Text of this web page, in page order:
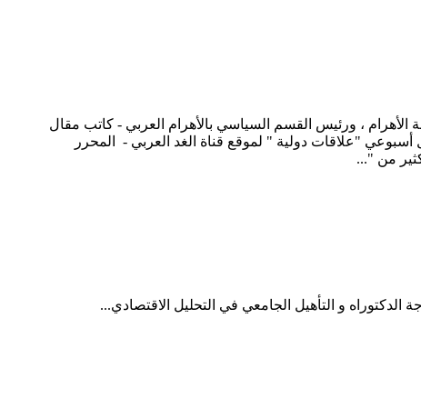
رقم 7744 - المتخصص في العلاقات الدولية بمؤسسة الأهرام ، ورئيس القسم السياسي بالأهرام العربي - كاتب مقال
"علاقات دولية " لموقع قناة الغد العربي - المحرر